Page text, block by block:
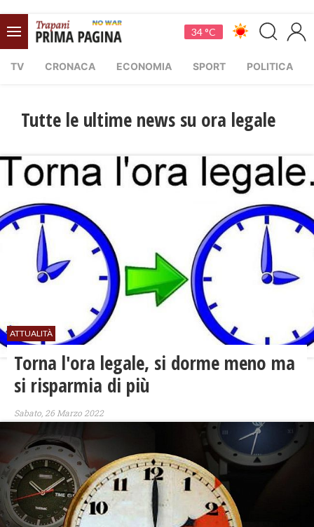
34 °C
TV CRONACA ECONOMIA SPORT POLITICA
Tutte le ultime news su ora legale
ATTUALITÀ
Torna l'ora legale, si dorme meno ma
si risparmia di più
Sabato, 26 Marzo 2022